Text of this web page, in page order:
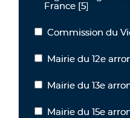
France [5]
Commission du Vieux
Commission du
Mairie du 12e
Mairie du 12e
Mairie du 13e
Mairie du 13e
Mairie du 15e
Mairie du 15e